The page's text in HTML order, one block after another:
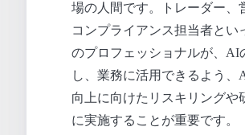
場の人間です。トレーダー、
コンプライアンス担当者とい
のプロフェッショナルが、AI
し、業務に活用できるよう、
向上に向けたリスキリングや
に実施することが重要です。